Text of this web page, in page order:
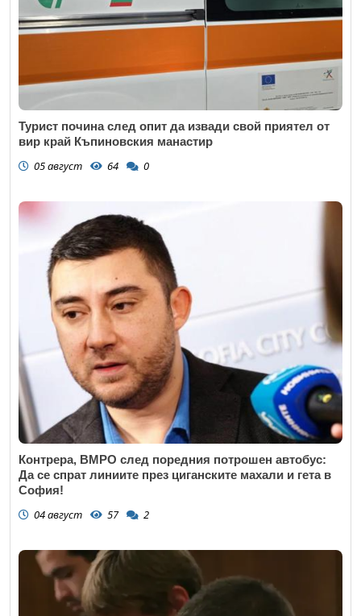
Турист почина след опит да извади свой приятел от
вир край Къпиновския манастир
05 август 64 0
Контрера, ВМРО след поредния потрошен автобус:
Да се спрат линиите през циганските махали и гета в
София!
04 август 57 2